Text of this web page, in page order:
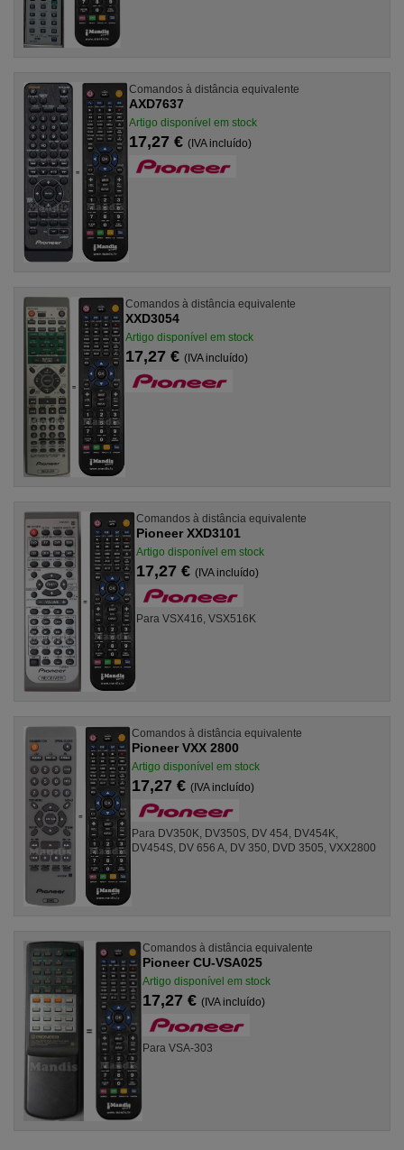
Comandos à distância equivalente
AXD7637
Artigo disponível em stock
17,27 € (IVA incluído)
Comandos à distância equivalente
XXD3054
Artigo disponível em stock
17,27 € (IVA incluído)
Comandos à distância equivalente
Pioneer XXD3101
Artigo disponível em stock
17,27 €(IVA incluído)
Para VSX416, VSX516K
Comandos à distância equivalente
Pioneer VXX 2800
Artigo disponível em stock
17,27 €(IVA incluído)
Para DV350K, DV350S, DV 454, DV454K,
DV454S, DV 656 A, DV 350, DVD 3505, VXX2800
Comandos à distância equivalente
Pioneer CU-VSA025
Artigo disponível em stock
17,27 € (IVA incluído)
Para VSA-303